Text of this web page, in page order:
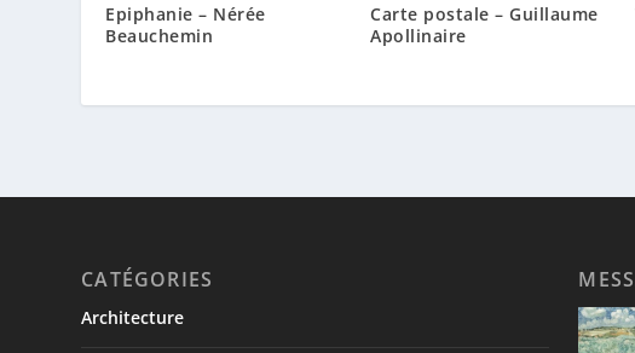
Epiphanie – Nérée
Beauchemin
Carte postale – Guillaume
Apollinaire
CATÉGORIES
Architecture